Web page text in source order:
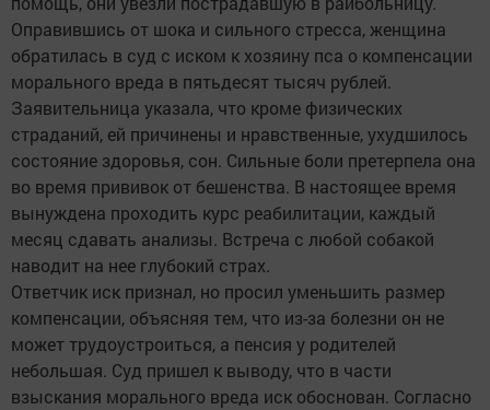
Оправившись от шока и сильного стресса, женщина
обратилась в суд с иском к хозяину пса о компенсации
морального вреда в пятьдесят тысяч рублей.
Заявительница указала, что кроме физических
страданий, ей причинены и нравственные, ухудшилось
состояние здоровья, сон. Сильные боли претерпела она
во время прививок от бешенства. В настоящее время
вынуждена проходить курс реабилитации, каждый
месяц сдавать анализы. Встреча с любой собакой
наводит на нее глубокий страх.
Ответчик иск признал, но просил уменьшить размер
компенсации, объясняя тем, что из-за болезни он не
может трудоустроиться, а пенсия у родителей
небольшая. Суд пришел к выводу, что в части
взыскания морального вреда иск обоснован. Согласно